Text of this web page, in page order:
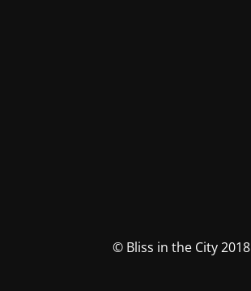
© Bliss in the City 2018